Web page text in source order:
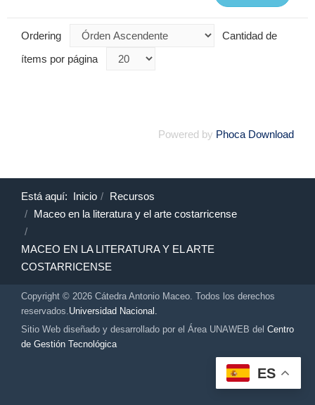
ES
Ordering
Cantidad de
ítems por página
Powered by Phoca Download
Está aquí: Inicio
Recursos
Maceo en la literatura y el arte costarricense
MACEO EN LA LITERATURA Y EL ARTE
COSTARRICENSE
Copyright © 2026 Cátedra Antonio Maceo. Todos los derechos
reservados.Universidad Nacional.
Sitio Web diseñado y desarrollado por el Área UNAWEB del Centro
de Gestión Tecnológica